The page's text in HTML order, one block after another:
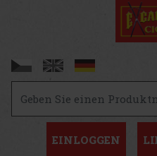
EINLOGGEN